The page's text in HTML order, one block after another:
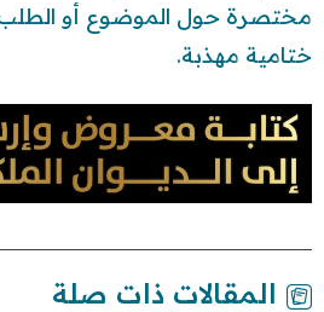
مختصرة حول الموضوع أو
ختامية مهذبة.
المقالات ذات صلة